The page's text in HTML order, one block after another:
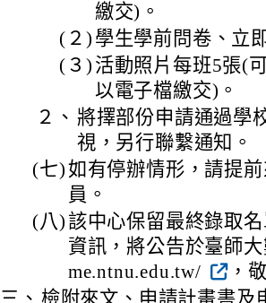
繳交)。
(２) 學生學前問卷、立
(３) 活動照片每班5張(
以電子檔繳交)。
２、 將擇部份申請通過學
視，另行聯繫通知。
(七)如有停辦情形，請提
員。
(八) 該中心保留最終錄取
資訊，將公告於臺師
me.ntnu.edu.tw/
，
三、 檢附來文、申請計畫書及